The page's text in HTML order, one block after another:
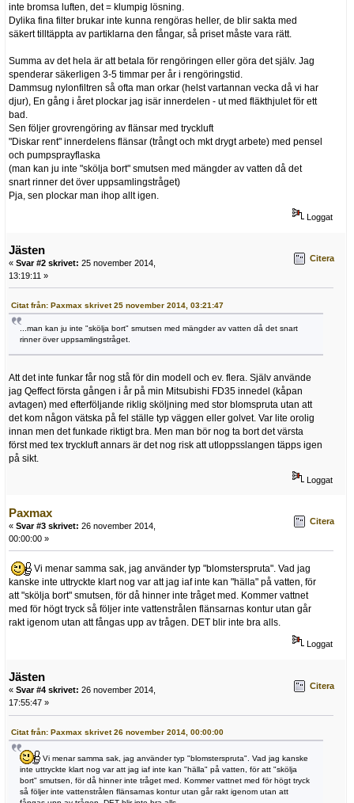
inte bromsa luften, det = klumpig lösning.
Dylika fina filter brukar inte kunna rengöras heller, de blir sakta med
säkert tilltäppta av partiklarna den fångar, så priset måste vara rätt.
Summa av det hela är att betala för rengöringen eller göra det själv. Jag
spenderar säkerligen 3-5 timmar per år i rengöringstid.
Dammsug nylonfiltren så ofta man orkar (helst vartannan vecka då vi har
djur), En gång i året plockar jag isär innerdelen - ut med fläkthjulet för ett
bad.
Sen följer grovrengöring av flänsar med tryckluft
"Diskar rent" innerdelens flänsar (trångt och mkt drygt arbete) med pensel
och pumpsprayflaska
(man kan ju inte "skölja bort" smutsen med mängder av vatten då det
snart rinner det över uppsamlingstråget)
Pja, sen plockar man ihop allt igen.
Loggat
Jästen
« Svar #2 skrivet: 25 november 2014,
13:19:11 »
Citera
Citat från: Paxmax skrivet 25 november 2014, 03:21:47
...man kan ju inte "skölja bort" smutsen med mängder av vatten då det snart
rinner över uppsamlingstråget.
Att det inte funkar får nog stå för din modell och ev. flera. Själv använde
jag Qeffect första gången i år på min Mitsubishi FD35 innedel (kåpan
avtagen) med efterföljande riklig sköljning med stor blomspruta utan att
det kom någon vätska på fel ställe typ väggen eller golvet. Var lite orolig
innan men det funkade riktigt bra. Men man bör nog ta bort det värsta
först med tex tryckluft annars är det nog risk att utloppsslangen täpps igen
på sikt.
Loggat
Paxmax
« Svar #3 skrivet: 26 november 2014,
00:00:00 »
Citera
Vi menar samma sak, jag använder typ "blomsterspruta". Vad jag
kanske inte uttryckte klart nog var att jag iaf inte kan "hälla" på vatten, för
att "skölja bort" smutsen, för då hinner inte tråget med. Kommer vattnet
med för högt tryck så följer inte vattenstrålen flänsarnas kontur utan går
rakt igenom utan att fångas upp av trågen. DET blir inte bra alls.
Loggat
Jästen
« Svar #4 skrivet: 26 november 2014,
17:55:47 »
Citera
Citat från: Paxmax skrivet 26 november 2014, 00:00:00
Vi menar samma sak, jag använder typ "blomsterspruta". Vad jag kanske
inte uttryckte klart nog var att jag iaf inte kan "hälla" på vatten, för att "skölja
bort" smutsen, för då hinner inte tråget med. Kommer vattnet med för högt tryck
så följer inte vattenstrålen flänsarnas kontur utan går rakt igenom utan att